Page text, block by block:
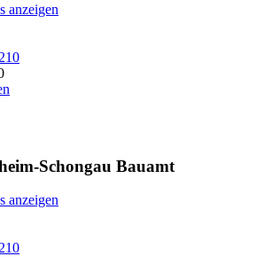
anzeigen
Schongau Bauamt
anzeigen